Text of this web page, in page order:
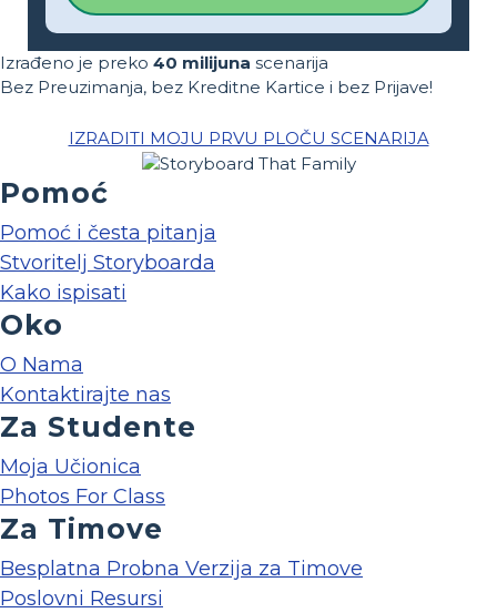
Izrađeno je preko 40 milijuna scenarija
Bez Preuzimanja, bez Kreditne Kartice i bez Prijave!
IZRADITI MOJU PRVU PLOČU SCENARIJA
Pomoć
Pomoć i česta pitanja
Stvoritelj Storyboarda
Kako ispisati
Oko
O Nama
Kontaktirajte nas
Za Studente
Moja Učionica
Photos For Class
Za Timove
Besplatna Probna Verzija za Timove
Poslovni Resursi